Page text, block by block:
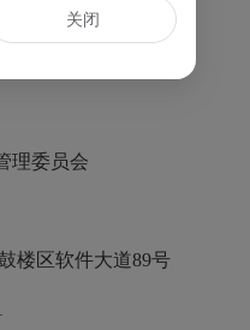
委员会
区软件大道89号
关闭